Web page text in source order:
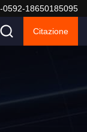
0592-18650185095
Citazione